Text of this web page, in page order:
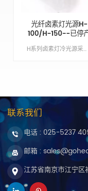
光纤卤素灯光源H-
100/H-150--已停
H系列卤素灯冷光源采用宽电压输入缓启动设计，有效保护灯泡及主板；抽屉式换灯，高效率散热通道确保冷光源的稳定运行。 Min order:1 ShippingPort:南京 Original Region:南京 Lead Time:1 - 2 周
联系我们
电话 : 025-5237
邮箱 :
江苏省南京市江宁区